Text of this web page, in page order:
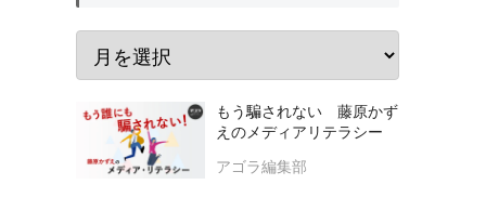
もう騙されない 藤原かず
えのメディアリテラシー
アゴラ編集部